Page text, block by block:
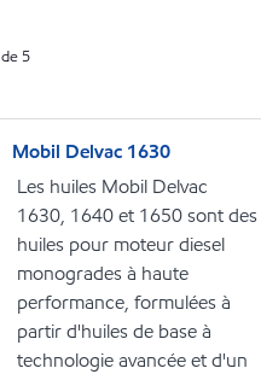
de 5
Mobil Delvac 1630
Les huiles Mobil Delvac
1630, 1640 et 1650 sont des
huiles pour moteur diesel
monogrades à haute
performance, formulées à
partir d'huiles de base à
technologie avancée et d'un